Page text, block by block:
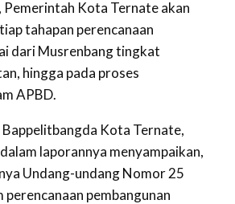
Pemerintah Kota Ternate akan
tahapan perencanaan
dari Musrenbang tingkat
hingga pada proses
APBD.
Kota Ternate,
laporannya menyampaikan,
Undang-undang Nomor 25
perencanaan pembangunan